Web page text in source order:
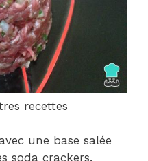
recettes
une base salée
soda crackers.